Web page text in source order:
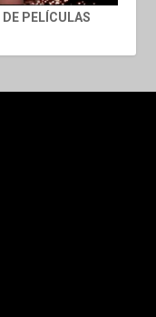
PELÍCULAS